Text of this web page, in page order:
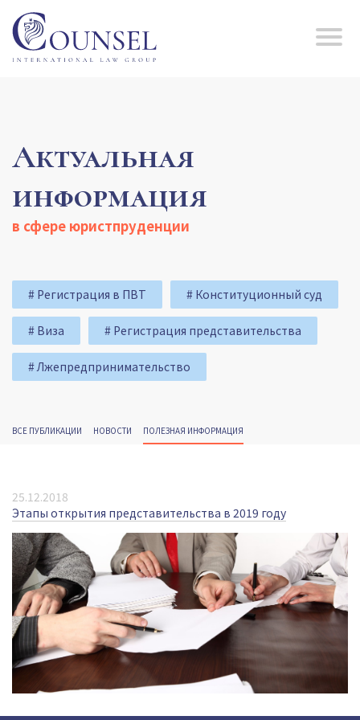
Актуальная
информация
в сфере юристпруденции
# Регистрация в ПВТ # Конституционный суд
# Виза # Регистрация представительства
# Лжепредпринимательство
ВСЕ ПУБЛИКАЦИИ НОВОСТИ ПОЛЕЗНАЯ ИНФОРМАЦИЯ
25.12.2018
Этапы открытия представительства в 2019 году